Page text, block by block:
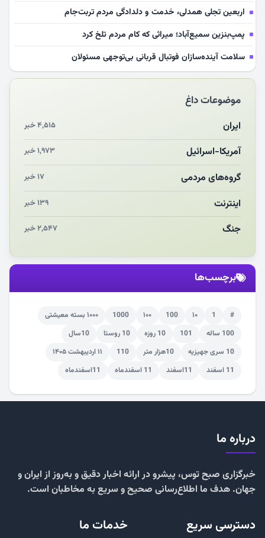
اربعین تجلی همدلی، خدمت و دلدادگی مردم تربت‌جام
پمپ‌بنزین سمیع‌آباد؛ میراثی که کام مردم تلخ کرد
سلامت آینده‌سازان فوتبال قربانی بی‌توجهی مسئولان
بازخوانی رسانه‌ای اندیشه رهبر شهید
مشهدالرضا آقای شهید ایران را در آغوش کشید
مکن ای صبح طلوع
چرایی «استقبال از آقای ایران»
موضوعات داغ
ایران ۴,۵۱۵ خبر
آمریکا-اسرائیل ۱,۹۷۳ خبر
گروه‌های مردمی ۱۷ خبر
اینترنت ۱۳۹ خبر
جنگ ۲,۵۴۷ خبر
برچسب‌ها
#
1 ۱۰ 100 ۱۰۰ 1000
۱۰۰۰ بسته معیشتی
100 ساله
101 10 روزه 10 روستا
10سال
10 سری جهیزیه
10هزار متر 110
۱۱ اردیبهشت ۱۴۰۵
11 اسفند
11اسفند 11 اسفندماه 11اسفندماه
درباره ما
خبرگزاری صبح توس، پیشرو در ارائه اخبار دقیق و به‌روز از ایران و
جهان. هدف ما اطلاع‌رسانی صحیح و سریع به مخاطبان است.
دسترسی سریع خدمات ما